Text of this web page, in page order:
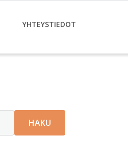
YHTEYSTIEDOT
HAKU